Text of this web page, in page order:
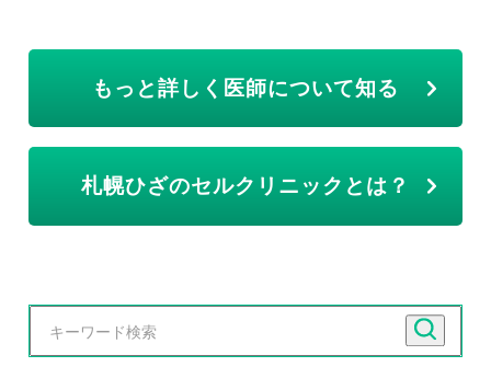
もっと詳しく医師について知る
札幌ひざのセルクリニックとは？